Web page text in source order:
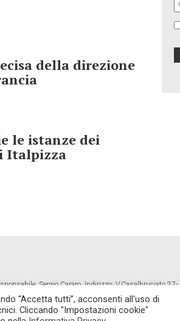
della direzione
le istanze dei
Italpizza
Sergio Cararo. Indirizzo: V.Casalbruciato
LINK CONSIGLIATI PRIVACY COOKIE POLICY
“Accetta tutti”, acconsenti all'uso di
Cliccando "Impostazioni cookie"